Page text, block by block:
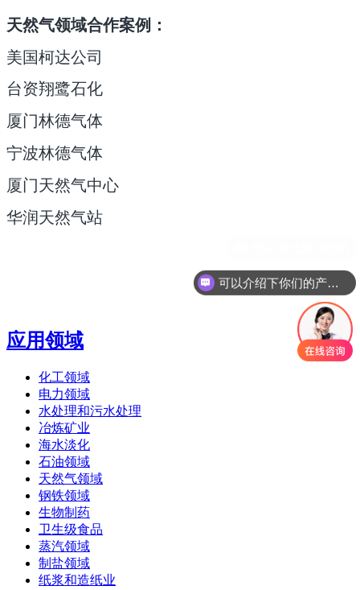
天然气领域合作案例：
美国柯达公司
台资翔鹭石化
厦门林德气体
宁波林德气体
厦门天然气中心
华润天然气站
应用领域
化工领域
电力领域
水处理和污水处理
冶炼矿业
海水淡化
石油领域
天然气领域
钢铁领域
生物制药
卫生级食品
蒸汽领域
制盐领域
纸浆和造纸业
可以介绍下你们的产品么